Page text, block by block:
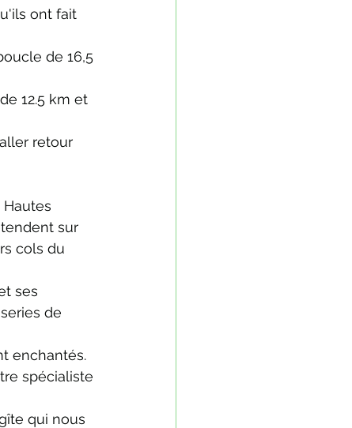
ont fait
de 16,5
12.5 km et
retour
sur
cols du
ses
de
enchantés.
spécialiste
qui nous